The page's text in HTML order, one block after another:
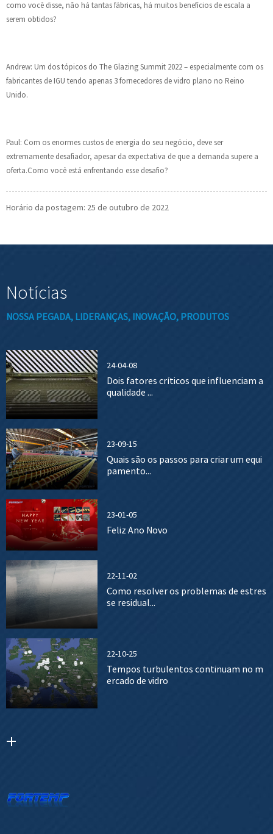
como você disse, não há tantas fábricas, há muitos benefícios de escala a
serem obtidos?
Andrew: Um dos tópicos do The Glazing Summit 2022 – especialmente com os
fabricantes de IGU tendo apenas 3 fornecedores de vidro plano no Reino
Unido.
Paul: Com os enormes custos de energia do seu negócio, deve ser
extremamente desafiador, apesar da expectativa de que a demanda supere a
oferta.Como você está enfrentando esse desafio?
Horário da postagem: 25 de outubro de 2022
Notícias
NOSSA PEGADA, LIDERANÇAS, INOVAÇÃO, PRODUTOS
24-04-08
Dois fatores críticos que influenciam a
qualidade ...
23-09-15
Quais são os passos para criar um equi
pamento...
23-01-05
Feliz Ano Novo
22-11-02
Como resolver os problemas de estres
se residual...
22-10-25
Tempos turbulentos continuam no m
ercado de vidro